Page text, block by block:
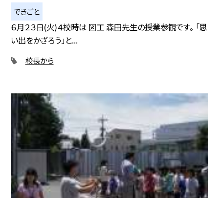
できごと
６月２３日(火)４校時は 図工 森田先生の授業参観です。 「思
い出をかざろう」と...
校長から